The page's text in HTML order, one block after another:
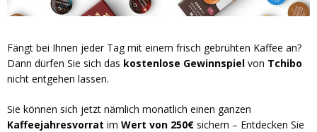
Fängt bei Ihnen jeder Tag mit einem frisch gebrühten Kaffee an?
Dann dürfen Sie sich das kostenlose Gewinnspiel von Tchibo
nicht entgehen lassen.
Sie können sich jetzt nämlich monatlich einen ganzen
Kaffeejahresvorrat im Wert von 250€ sichern – Entdecken Sie